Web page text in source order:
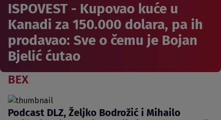
ISPOVEST - Kupovao kuće u
Kanadi za 150.000 dolara, pa ih
prodavao: Sve o čemu je Bojan
Bjelić ćutao
BEX
Podcast DLZ, Željko Bodrožić i Mihailo